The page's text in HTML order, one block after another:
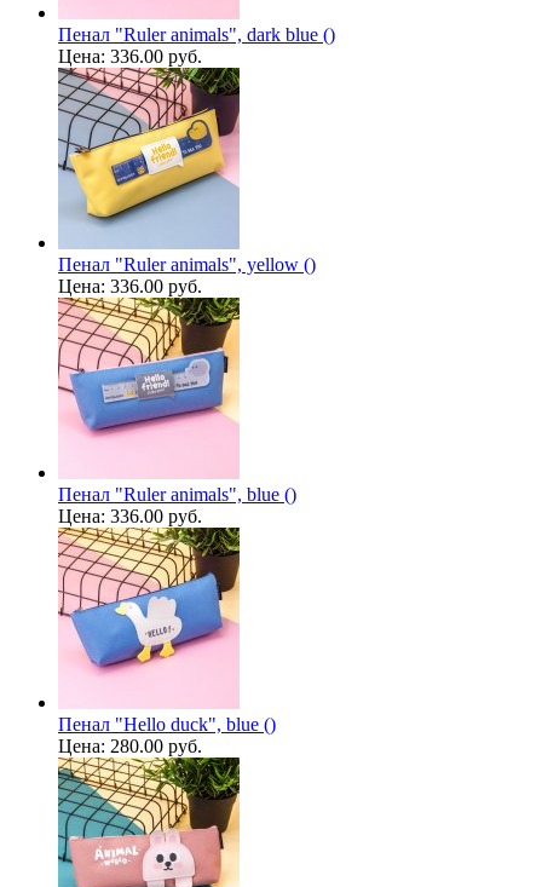
Пенал "Ruler animals", dark blue ()
Цена: 336.00 руб.
Пенал "Ruler animals", yellow ()
Цена: 336.00 руб.
Пенал "Ruler animals", blue ()
Цена: 336.00 руб.
Пенал "Hello duck", blue ()
Цена: 280.00 руб.